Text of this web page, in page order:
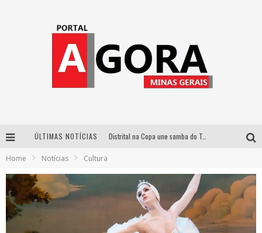
ÚLTIMAS NOTÍCIAS Distrital na Copa une samba do Trem dos Onze, acervo do Museu do Mineirão e transmissão em 4K para duelo contra o Haiti
Zeca Baleiro e Swami Jr. estreiam em Belo Horizonte o show em homenagem a Dolores Duran, marcando o encerramento da edição comemorativa dos dez anos do projeto “Uma voz, um instrumento”
Home Notícias Cultura